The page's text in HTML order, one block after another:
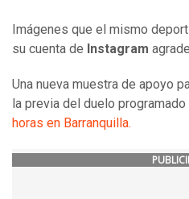
Imágenes que el mismo
su cuenta de Instagram
Una nueva muestra de apoyo
la previa del duelo
horas en Barranquilla.